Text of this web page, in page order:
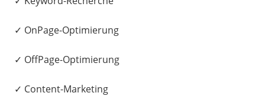
✓ OnPage-Optimierung
✓ OffPage-Optimierung
✓ Content-Marketing